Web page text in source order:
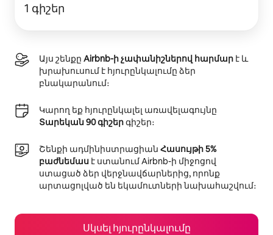
1 գիշեր
Այս շենքը Airbnb-ի չափանիշներով հարմար է և
խրախուսում է հյուրընկալումը ձեր
բնակարանում։
Կարող եք հյուրընկալել առավելագույնը
Տարեկան 90 գիշերգիշեր։
Շենքի ադմինիստրացիան Հասույթի 5%
բաժնեմաս է ստանում Airbnb-ի միջոցով
ստացած ձեր վերջնավճարներից, որոնք
արտացոլված են եկամուտների նախահաշվում։
Սկսել հյուրընկալումը